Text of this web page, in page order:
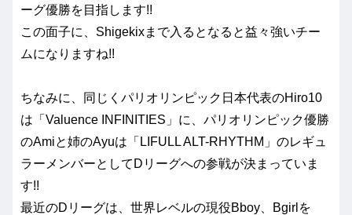
ーグ優勝を目指します!!
この面子に、Shigekixまで入るとなると益々強いチー
ムになりますね!!
ちなみに、同じくパリオリンピック日本代表のHiro10
は「Valuence INFINITIES」に、パリオリンピック優勝
のAmiと姉のAyuは「LIFULL ALT-RHYTHM」のレギュ
ラーメンバーとしてDリーグへの参戦が決まっていま
す!!
最近のDリーグは、世界レベルの現役Bboy、Bgirlを